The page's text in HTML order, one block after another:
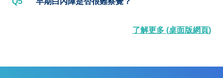
了解更多 (桌面版網頁)